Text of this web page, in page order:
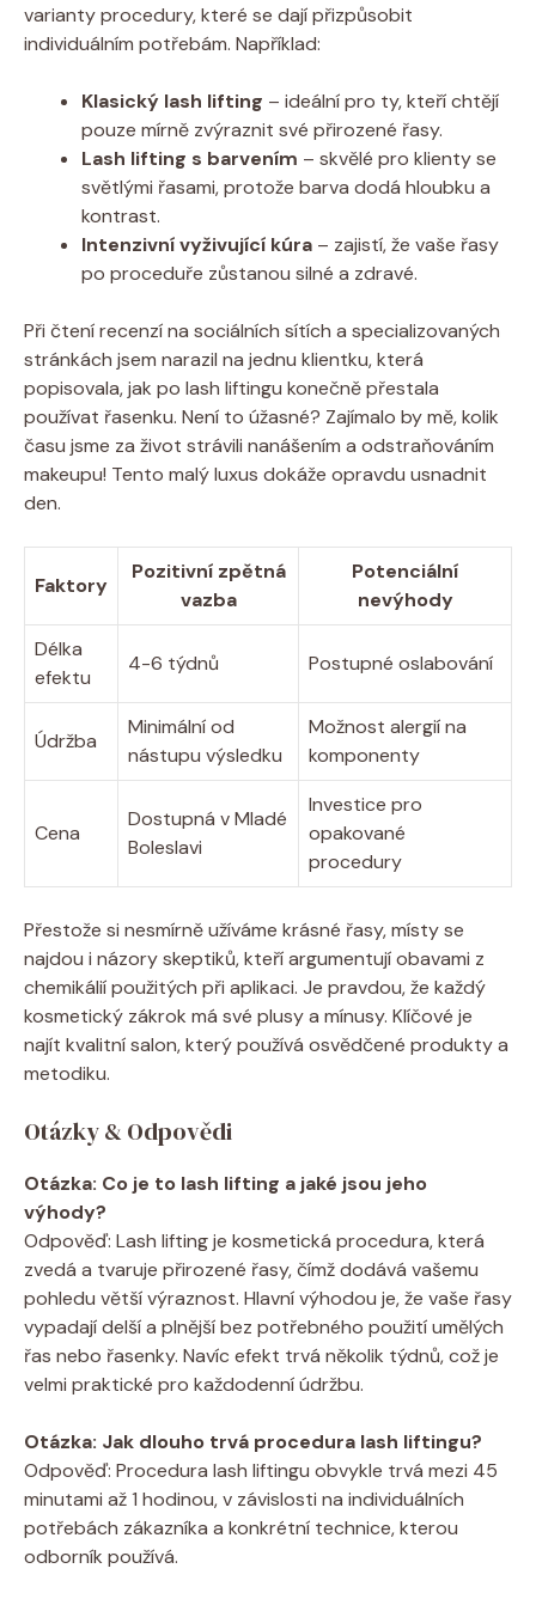
varianty procedury, které se dají přizpůsobit
individuálním potřebám. Například:
Klasický lash lifting – ideální pro ty, kteří chtějí
pouze mírně zvýraznit své přirozené řasy.
Lash lifting s barvením – skvělé pro klienty se
světlými řasami, protože barva dodá hloubku a
kontrast.
Intenzivní vyživující kúra – zajistí, že vaše řasy
po proceduře zůstanou silné a zdravé.
Při čtení recenzí na sociálních sítích a specializovaných
stránkách jsem narazil na jednu klientku, která
popisovala, jak po lash liftingu konečně přestala
používat řasenku. Není to úžasné? Zajímalo by mě, kolik
času jsme za život strávili nanášením a odstraňováním
makeupu! Tento malý luxus dokáže opravdu usnadnit
den.
Faktory
Pozitivní zpětná
vazba
Potenciální
nevýhody
Délka
efektu
4-6 týdnů Postupné oslabování
Údržba
Minimální od
nástupu výsledku
Možnost alergií na
komponenty
Cena
Dostupná v Mladé
Boleslavi
Investice pro
opakované
procedury
Přestože si nesmírně užíváme krásné řasy, místy se
najdou i názory skeptiků, kteří argumentují obavami z
chemikálií použitých při aplikaci. Je pravdou, že každý
kosmetický zákrok má své plusy a mínusy. Klíčové je
najít kvalitní salon, který používá osvědčené produkty a
metodiku.
Otázky & Odpovědi
Otázka: Co je to lash lifting a jaké jsou jeho
výhody?
Odpověď: Lash lifting je kosmetická procedura, která
zvedá a tvaruje přirozené řasy, čímž dodává vašemu
pohledu větší výraznost. Hlavní výhodou je, že vaše řasy
vypadají delší a plnější bez potřebného použití umělých
řas nebo řasenky. Navíc efekt trvá několik týdnů, což je
velmi praktické pro každodenní údržbu.
Otázka: Jak dlouho trvá procedura lash liftingu?
Odpověď: Procedura lash liftingu obvykle trvá mezi 45
minutami až 1 hodinou, v závislosti na individuálních
potřebách zákazníka a konkrétní technice, kterou
odborník používá.